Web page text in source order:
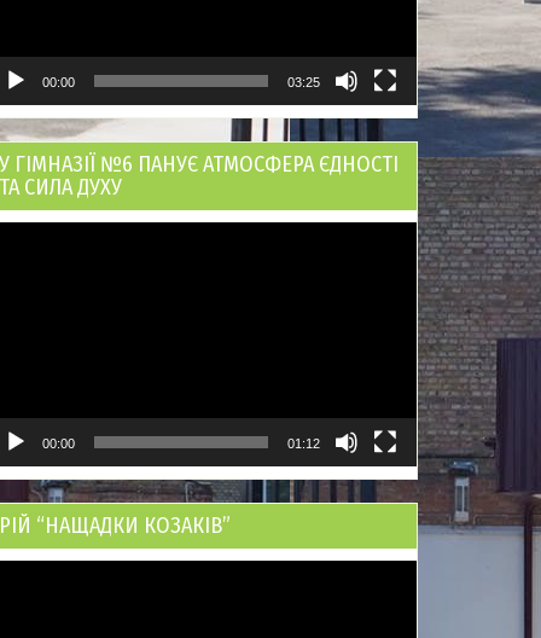
00:00 03:25
У ГІМНАЗІЇ №6 ПАНУЄ АТМОСФЕРА ЄДНОСТІ
ТА СИЛА ДУХУ
00:00 01:12
РІЙ “НАЩАДКИ КОЗАКІВ”